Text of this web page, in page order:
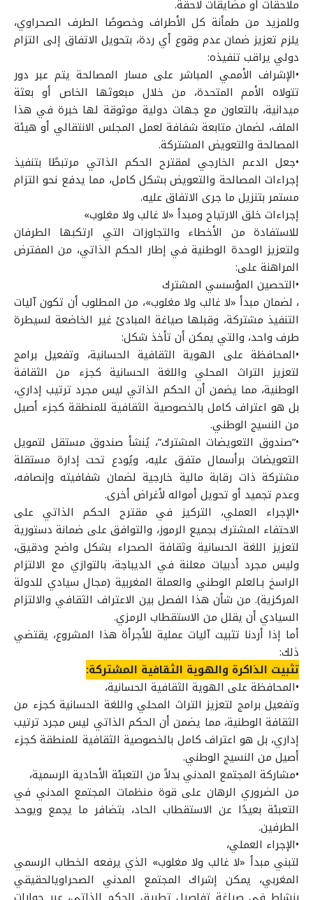
ملاحقات أو مضايقات لاحقة.
وللمزيد من طمأنة كل الأطراف وخصوصًا الطرف الصحراوي،
يلزم تعزيز ضمان عدم وقوع أي ردة، بتحويل الاتفاق إلى التزام
دولي يراقب تنفيذه:
•الإشراف الأممي المباشر على مسار المصالحة يتم عبر دور
تتولاه الأمم المتحدة، من خلال مبعوثها الخاص أو بعثة
ميدانية، بالتعاون مع جهات دولية موثوقة لها خبرة في هذا
الملف، لضمان متابعة شفافة لعمل المجلس الانتقالي أو هيئة
المصالحة والتعويض المشتركة.
•جعل الدعم الخارجي لمقترح الحكم الذاتي مرتبطًا بتنفيذ
إجراءات المصالحة والتعويض بشكل كامل، مما يدفع نحو التزام
مستمر بتنزيل ما جرى الاتفاق عليه.
إجراءات خلق الارتياح ومبدأ «لا غالب ولا مغلوب»
للاستفادة من الأخطاء والتجاوزات التي ارتكبها الطرفان
ولتعزيز الوحدة الوطنية في إطار الحكم الذاتي، من المفترض
المراهنة على:
•التحصين المؤسسي المشترك
، لضمان مبدأ «لا غالب ولا مغلوب»، من المطلوب أن تكون آليات
التنفيذ مشتركة، وقبلها صياغة المبادئ غير الخاضعة لسيطرة
طرف واحد، والتي يمكن أن تأخذ شكل:
•المحافظة على الهوية الثقافية الحسانية، وتفعيل برامج
لتعزيز التراث المحلي واللغة الحسانية كجزء من الثقافة
الوطنية، مما يضمن أن الحكم الذاتي ليس مجرد ترتيب إداري،
بل هو اعتراف كامل بالخصوصية الثقافية للمنطقة كجزء أصيل
من النسيج الوطني.
•”صندوق التعويضات المشترك”، يُنشأ صندوق مستقل لتمويل
التعويضات برأسمال متفق عليه، ويُودع تحت إدارة مستقلة
مشتركة ذات رقابة مالية خارجية لضمان شفافيته وإنصافه،
وعدم تجميد أو تحويل أمواله لأغراض أخرى.
•الإجراء العملي، التركيز في مقترح الحكم الذاتي على
الاحتفاء المشترك بجميع الرموز، والتوافق على ضمانة دستورية
لتعزيز اللغة الحسانية وثقافة الصحراء بشكل واضح ودقيق،
وليس مجرد أدبيات معلنة في الديباجة، بالتوازي مع الالتزام
الراسخ بـالعلم الوطني والعملة المغربية (مجال سيادي للدولة
المركزية). من شأن هذا الفصل بين الاعتراف الثقافي والالتزام
السيادي أن يقلل من الاستقطاب الرمزي.
أما إذا أردنا تثبيت آليات عملية للأجرأة هذا المشروع، يقتضي
ذلك:
تثبيت الذاكرة والهوية الثقافية المشتركة:
•المحافظة على الهوية الثقافية الحسانية،
وتفعيل برامج لتعزيز التراث المحلي واللغة الحسانية كجزء من
الثقافة الوطنية، مما يضمن أن الحكم الذاتي ليس مجرد ترتيب
إداري، بل هو اعتراف كامل بالخصوصية الثقافية للمنطقة كجزء
أصيل من النسيج الوطني.
•مشاركة المجتمع المدني بدلاً من التعبئة الأحادية الرسمية،
من الضروري الرهان على قوة منظمات المجتمع المدني في
التعبئة بعيدًا عن الاستقطاب الحاد، بتضافر ما يجمع ويوحد
الطرفين.
•الإجراء العملي،
لتبني مبدأ «لا غالب ولا مغلوب» الذي يرفعه الخطاب الرسمي
المغربي، يمكن إشراك المجتمع المدني الصحراويالحقيقي